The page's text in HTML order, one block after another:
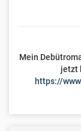
Mein
jetzt
https://